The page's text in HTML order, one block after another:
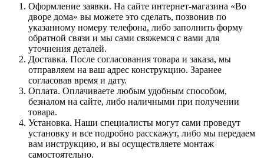
Оформление заявки. На сайте интернет-магазина «Во
дворе дома» вы можете это сделать, позвонив по
указанному номеру телефона, либо заполнить форму
обратной связи и мы сами свяжемся с вами для
уточнения деталей.
Доставка. После согласования товара и заказа, мы
отправляем на ваш адрес конструкцию. Заранее
согласовав время и дату.
Оплата. Оплачиваете любым удобным способом,
безналом на сайте, либо наличными при получении
товара.
Установка. Наши специалисты могут сами проведут
установку и все подробно расскажут, либо мы передаем
вам инструкцию, и вы осуществляете монтаж
самостоятельно.